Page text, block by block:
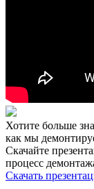
Хотите больше
как мы
Скачайте
процесс
Скачать